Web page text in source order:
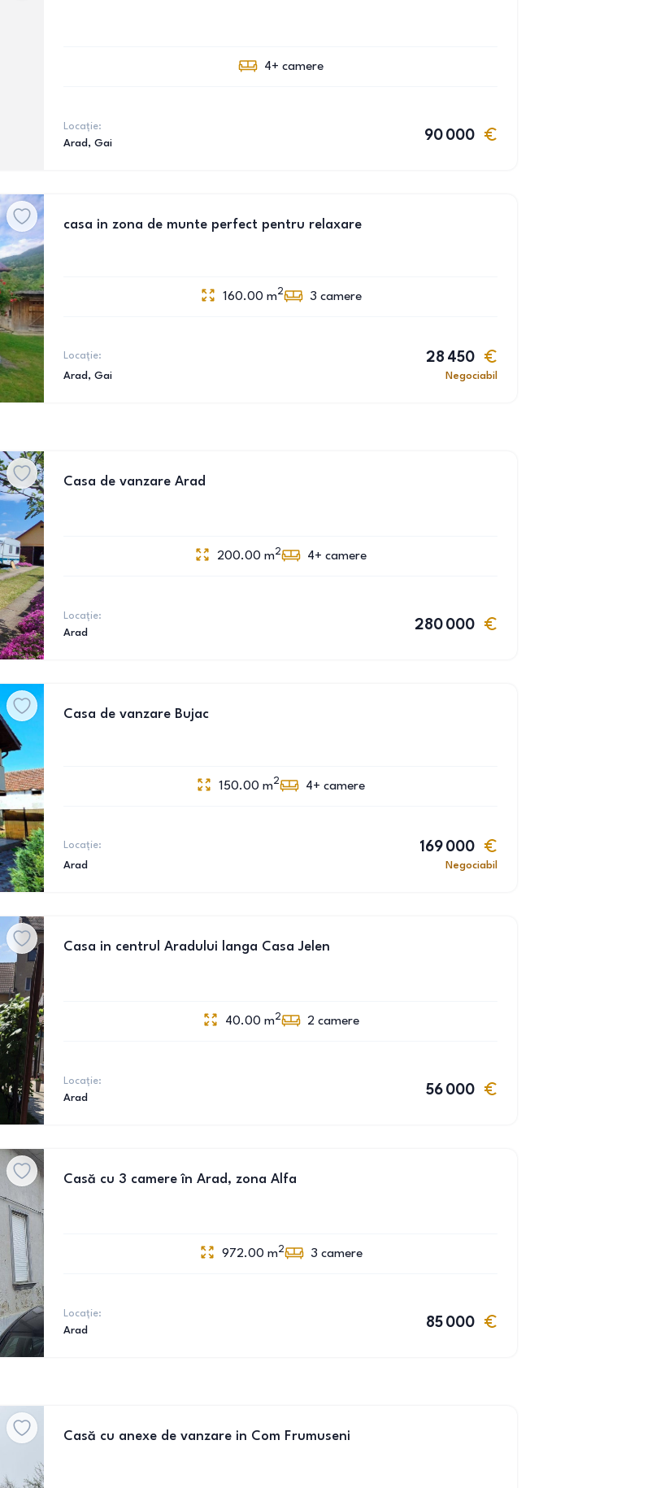
4+ camere
Locație:
Arad , Gai
90 000
casa in zona de munte perfect pentru relaxare
160.00 m2 3 camere
Locație:
Arad , Gai
28 450
Negociabil
Casa de vanzare Arad
200.00 m2 4+ camere
Locație:
Arad
280 000
Casa de vanzare Bujac
150.00 m2 4+ camere
Locație:
Arad
169 000
Negociabil
Casa in centrul Aradului langa Casa Jelen
40.00 m2 2 camere
Locație:
Arad
56 000
Casă cu 3 camere în Arad, zona Alfa
972.00 m2 3 camere
Locație:
Arad
85 000
Casă cu anexe de vanzare in Com Frumuseni